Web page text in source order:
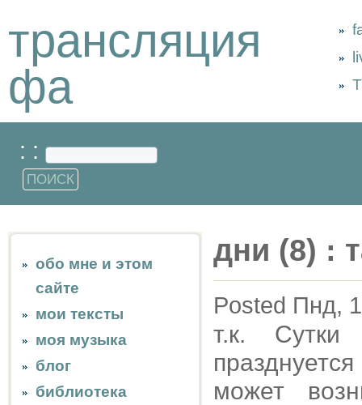
трансляция
фа
: :
обо мне и этом
сайте
мои тексты
моя музыка
блог
библиотека
дни (8) :
Posted Пнд,
т.к.
может